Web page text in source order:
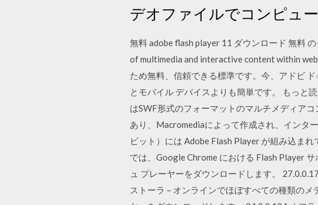
デオファイルでコンピュ
無料 adobe flash player 11 ダウンロード 無料
of multimedia and interactive content within
ため無料、信頼できる標準です。今、アドビ
とモバイル デバイスよりも簡単です。 もっと
はSWF形式のフォーマットのマルチメディア
あり、Macromediaによって作成され、インタ
ビット）には Adobe Flash Player が組み込ま
では、Google Chrome における Flash Player
ュ プレーヤーをダウンロードします。
ストーラ – オンラインでほぼすべての種類の